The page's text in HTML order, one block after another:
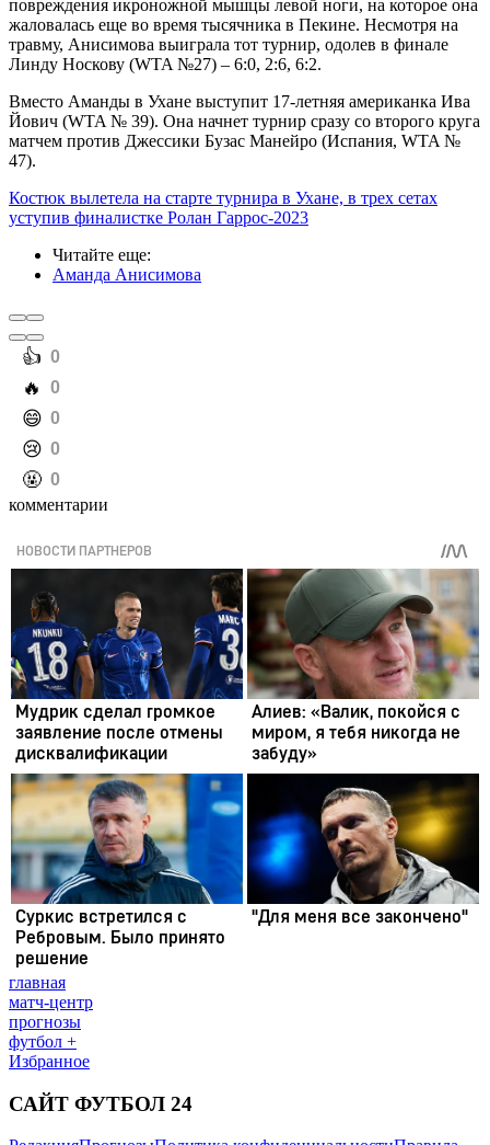
повреждения икроножной мышцы левой ноги, на которое она
жаловалась еще во время тысячника в Пекине. Несмотря на
травму, Анисимова выиграла тот турнир, одолев в финале
Линду Носкову (WTA №27) – 6:0, 2:6, 6:2.
Вместо Аманды в Ухане выступит 17-летняя американка Ива
Йович (WTA № 39). Она начнет турнир сразу со второго круга
матчем против Джессики Бузас Манейро (Испания, WTA №
47).
Костюк вылетела на старте турнира в Ухане, в трех сетах
уступив финалистке Ролан Гаррос-2023
Читайте еще:
Аманда Анисимова
️👍 0
️🔥 0
️😄 0
️😢 0
️🤬 0
комментарии
главная
матч-центр
прогнозы
футбол +
Избранное
САЙТ ФУТБОЛ 24